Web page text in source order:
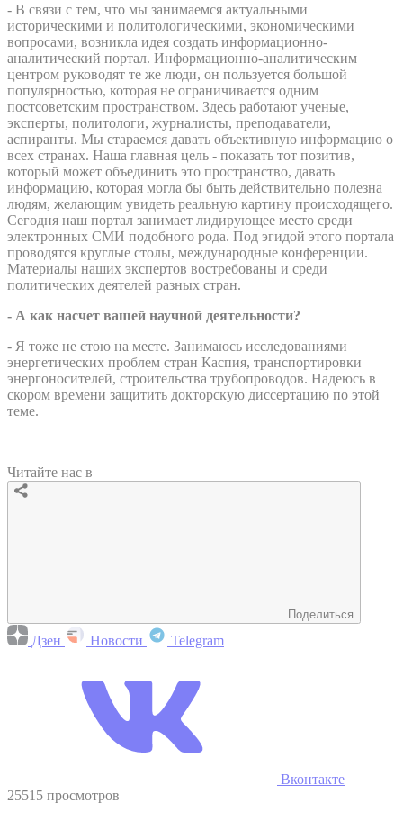
- В связи с тем, что мы занимаемся актуальными
историческими и политологическими, экономическими
вопросами, возникла идея создать информационно-
аналитический портал. Информационно-аналитическим
центром руководят те же люди, он пользуется большой
популярностью, которая не ограничивается одним
постсоветским пространством. Здесь работают ученые,
эксперты, политологи, журналисты, преподаватели,
аспиранты. Мы стараемся давать объективную информацию о
всех странах. Наша главная цель - показать тот позитив,
который может объединить это пространство, давать
информацию, которая могла бы быть действительно полезна
людям, желающим увидеть реальную картину происходящего.
Сегодня наш портал занимает лидирующее место среди
электронных СМИ подобного рода. Под эгидой этого портала
проводятся круглые столы, международные конференции.
Материалы наших экспертов востребованы и среди
политических деятелей разных стран.
- А как насчет вашей научной деятельности?
- Я тоже не стою на месте. Занимаюсь исследованиями
энергетических проблем стран Каспия, транспортировки
энергоносителей, строительства трубопроводов. Надеюсь в
скором времени защитить докторскую диссертацию по этой
теме.
Читайте нас в
Поделиться
Дзен Новости Telegram
Вконтакте
25515 просмотров